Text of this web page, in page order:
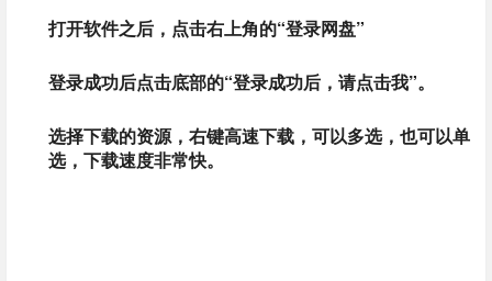
打开软件之后，点击右上角的“登录网盘”
登录成功后点击底部的“登录成功后，请点击我”。
选择下载的资源，右键高速下载，可以多选，也可以单
选，下载速度非常快。